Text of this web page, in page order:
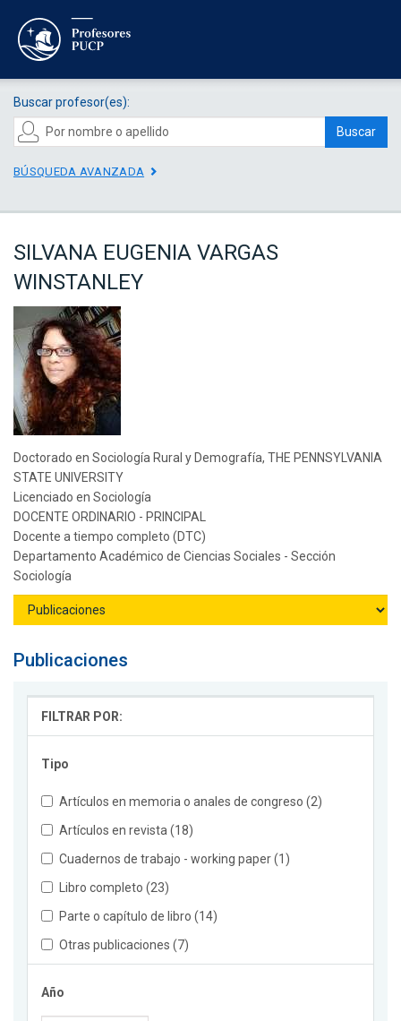
Buscar profesor(es):
Buscar
BÚSQUEDA AVANZADA
SILVANA EUGENIA VARGAS
WINSTANLEY
Doctorado en Sociología Rural y Demografía, THE PENNSYLVANIA
STATE UNIVERSITY
Licenciado en Sociología
DOCENTE ORDINARIO - PRINCIPAL
Docente a tiempo completo (DTC)
Departamento Académico de Ciencias Sociales - Sección
Sociología
Publicaciones
FILTRAR POR:
Tipo
Artículos en memoria o anales de congreso (2)
Artículos en revista (18)
Cuadernos de trabajo - working paper (1)
Libro completo (23)
Parte o capítulo de libro (14)
Otras publicaciones (7)
Año